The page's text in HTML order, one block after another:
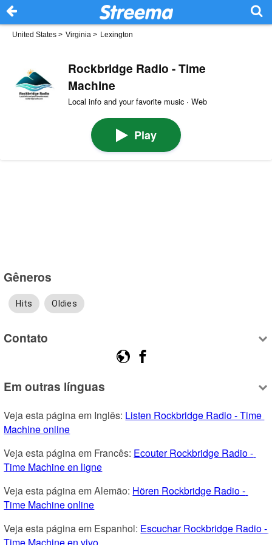
United States > Virginia > Lexington
Rockbridge Radio - Time
Machine
Local info and your favorite music · Web
Play
Gêneros
Hits Oldies
Contato
Em outras línguas
Veja esta página em Inglês: Listen Rockbridge Radio - Time
Machine online
Veja esta página em Francês: Ecouter Rockbridge Radio -
Time Machine en ligne
Veja esta página em Alemão: Hören Rockbridge Radio -
Time Machine online
Veja esta página em Espanhol: Escuchar Rockbridge Radio -
Time Machine en vivo